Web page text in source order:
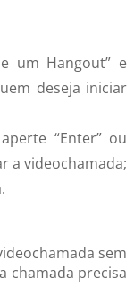
um Hangout” e
deseja iniciar
“Enter” ou
a videochamada;
sem
chamada precisa